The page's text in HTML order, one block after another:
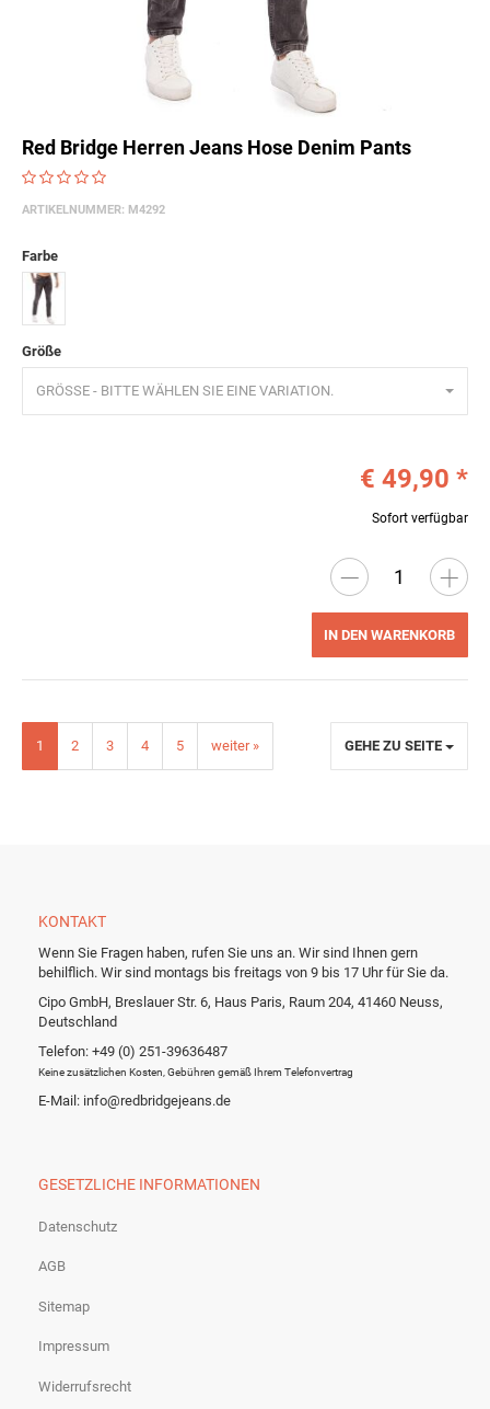
Red Bridge Herren Jeans Hose Denim Pants
ARTIKELNUMMER: M4292
Farbe
Schwarz
Größe
GRÖSSE - BITTE WÄHLEN SIE EINE VARIATION.
€ 49,90 *
Sofort verfügbar
IN DEN WARENKORB
1 2 3 4 5 weiter » GEHE ZU SEITE
KONTAKT
Wenn Sie Fragen haben, rufen Sie uns an. Wir sind Ihnen gern
behilflich. Wir sind montags bis freitags von 9 bis 17 Uhr für Sie da.
Cipo GmbH, Breslauer Str. 6, Haus Paris, Raum 204, 41460 Neuss,
Deutschland
Telefon: +49 (0) 251-39636487
Keine zusätzlichen Kosten, Gebühren gemäß Ihrem Telefonvertrag
E-Mail: info@redbridgejeans.de
GESETZLICHE INFORMATIONEN
Datenschutz
AGB
Sitemap
Impressum
Widerrufsrecht